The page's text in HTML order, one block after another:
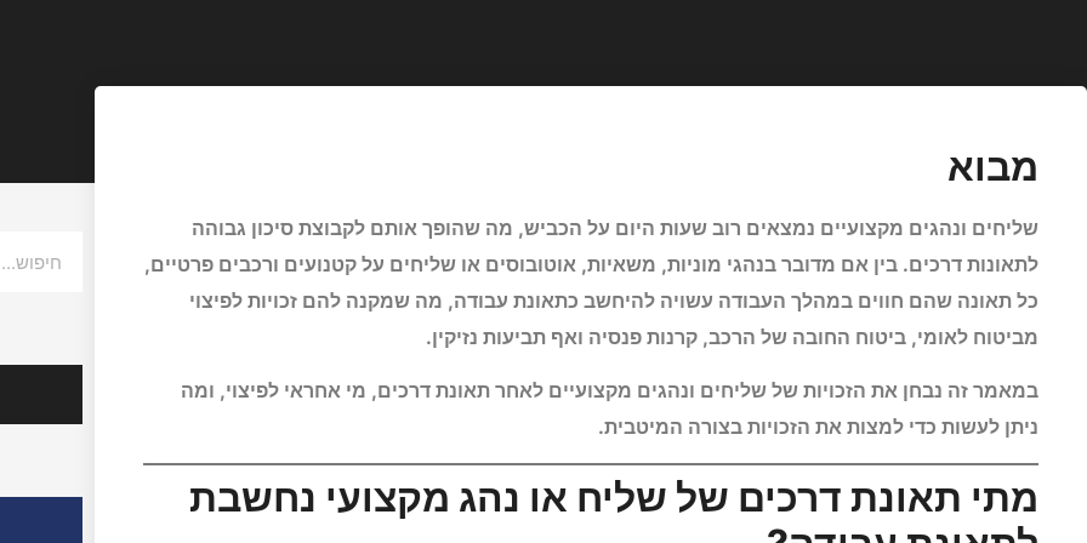
מבוא
שליחים ונהגים מקצועיים נמצאים רוב שעות היום על הכביש, מה שהופך אותם לקבוצת סיכון גבוהה
לתאונות דרכים. בין אם מדובר בנהגי מוניות, משאיות, אוטובוסים או שליחים על קטנועים ורכבים פרטיים,
כל תאונה שהם חווים במהלך העבודה עשויה להיחשב כתאונת עבודה, מה שמקנה להם זכויות לפיצוי
מביטוח לאומי, ביטוח החובה של הרכב, קרנות פנסיה ואף תביעות נזיקין.
במאמר זה נבחן את הזכויות של שליחים ונהגים מקצועיים לאחר תאונת דרכים, מי אחראי לפיצוי, ומה
ניתן לעשות כדי למצות את הזכויות בצורה המיטבית.
מתי תאונת דרכים של שליח או נהג מקצועי נחשבת